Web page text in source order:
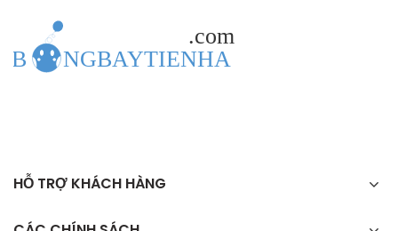
HỖ TRỢ KHÁCH HÀNG